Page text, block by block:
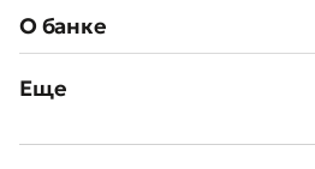
О банке
Еще